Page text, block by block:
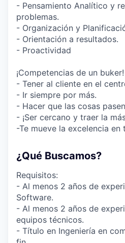
- Pensamiento Analítico y
problemas.
- Organización y
- Orientación a resultados.
- Proactividad
¡Competencias de un buker!
- Tener al cliente en el
- Ir siempre por más.
- Hacer que las cosas
- ¡Ser cercano y traer la
-Te mueve la excelencia en
¿Qué Buscamos?
Requisitos:
- Al menos 2 años de
Software.
- Al menos 2 años de
equipos técnicos.
- Título en Ingeniería en